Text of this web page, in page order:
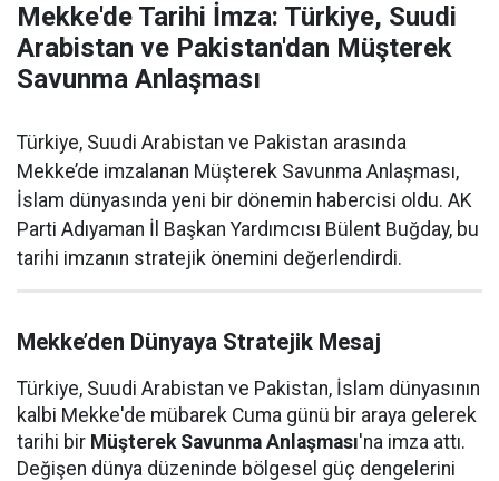
Mekke'de Tarihi İmza: Türkiye, Suudi
Arabistan ve Pakistan'dan Müşterek
Savunma Anlaşması
Türkiye, Suudi Arabistan ve Pakistan arasında
Mekke’de imzalanan Müşterek Savunma Anlaşması,
İslam dünyasında yeni bir dönemin habercisi oldu. AK
Parti Adıyaman İl Başkan Yardımcısı Bülent Buğday, bu
tarihi imzanın stratejik önemini değerlendirdi.
Mekke’den Dünyaya Stratejik Mesaj
Türkiye, Suudi Arabistan ve Pakistan, İslam dünyasının
kalbi Mekke'de mübarek Cuma günü bir araya gelerek
tarihi bir Müşterek Savunma Anlaşması'na imza attı.
Değişen dünya düzeninde bölgesel güç dengelerini